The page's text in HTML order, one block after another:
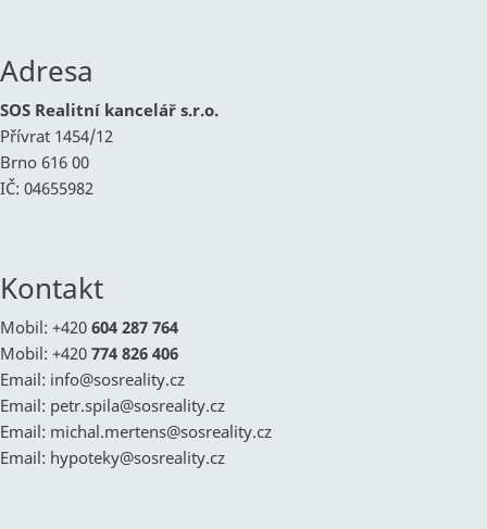
Adresa
SOS Realitní kancelář s.r.o.
Přívrat 1454/12
Brno 616 00
IČ: 04655982
Kontakt
Mobil: +420 604 287 764
Mobil: +420 774 826 406
Email: info@sosreality.cz
Email: petr.spila@sosreality.cz
Email: michal.mertens@sosreality.cz
Email: hypoteky@sosreality.cz